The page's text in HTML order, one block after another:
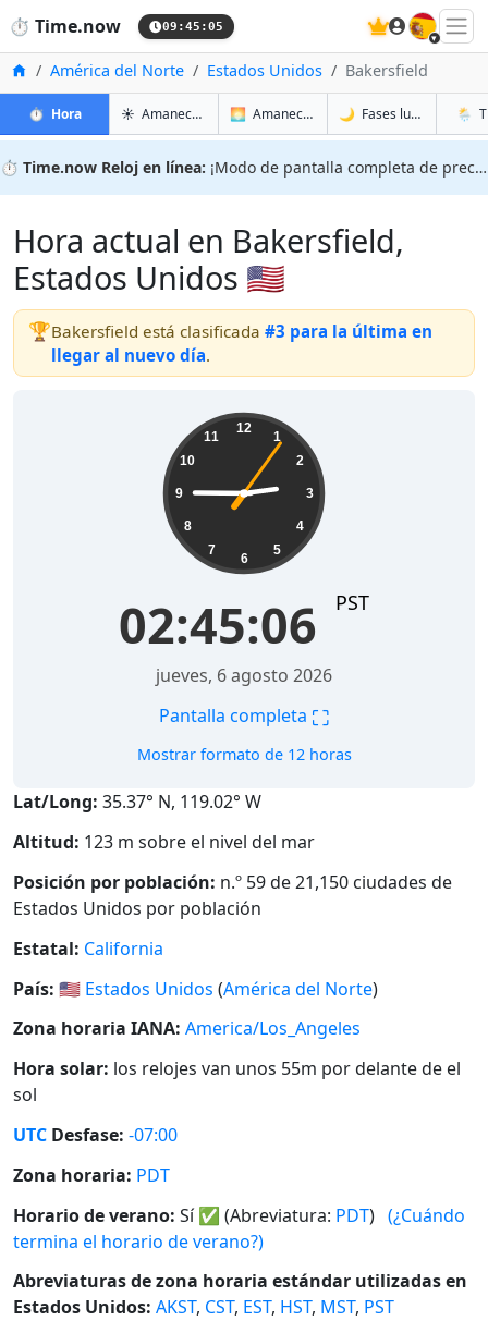
⏱️ Time.now 09:45:06 🇪🇸
InicioAmérica del Norte Estados Unidos Bakersfield
⏱️ Horaen Bakersfield
☀️ Amanecer y atardecer en Bakersfield
🌅 Amanecer y atardecer mañana en
🌙 Fases lunares en
🌦️
⏱️ Time.now Reloj en línea: ¡Modo de pantalla completa de precisión!
Hora actual en Bakersfield,
Estados Unidos 🇺🇸
🏆Bakersfield está clasificada #3 para la última en
llegar al nuevo día.
12
1
2
3
4
5
6
7
8
9
10
11
02:45:07 PST
jueves, 6 agosto 2026
Pantalla completa ⛶
Mostrar formato de 12 horas
Lat/Long: 35.37° N, 119.02° W
Altitud: 123 m sobre el nivel del mar
Posición por población: n.º 59 de 21,150 ciudades de
Estados Unidos por población
Estatal: California
País: 🇺🇸 Estados Unidos (América del Norte)
Zona horaria IANA: America/Los_Angeles
Hora solar: los relojes van unos 55m por delante de el
sol
UTC Desfase: -07:00
Zona horaria: PDT
Horario de verano: Sí✅ (Abreviatura: PDT) (¿Cuándo
termina el horario de verano?)
Abreviaturas de zona horaria estándar utilizadas en
Estados Unidos: AKST, CST, EST, HST, MST, PST